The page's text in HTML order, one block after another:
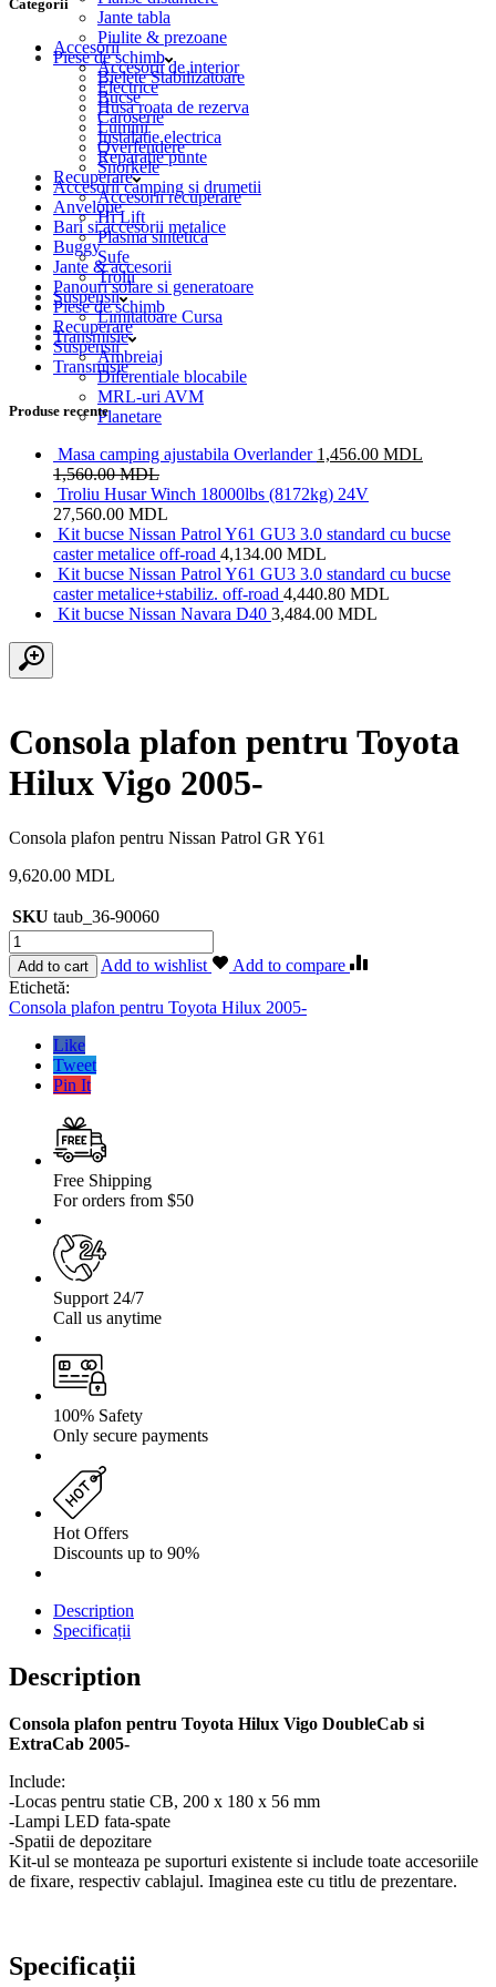
Jante tabla
Piulite & prezoane
Piese de schimb
Bielete Stabilizatoare
Bucse
Caroserie
Instalatie electrica
Reparatie punte
Recuperare
Accesorii recuperare
Hi Lift
Plasma sintetica
Sufe
Trolii
Suspensii
Limitatoare Cursa
Transmisie
Ambreiaj
Diferentiale blocabile
MRL-uri AVM
Planetare
Categorii
Accesorii
Accesorii de interior
Electrice
Husa roata de rezerva
Lumini
Overfendere
Snorkele
Accesorii camping si drumetii
Anvelope
Bari si accesorii metalice
Buggy
Jante & accesorii
Panouri solare si generatoare
Piese de schimb
Recuperare
Suspensii
Transmisie
Produse recente
Masa camping ajustabila Overlander 1,456.00 MDL
1,560.00MDL
Troliu Husar Winch 18000lbs (8172kg) 24V
27,560.00 MDL
Kit bucse Nissan Patrol Y61 GU3 3.0 standard cu bucse
caster metalice off-road 4,134.00 MDL
Kit bucse Nissan Patrol Y61 GU3 3.0 standard cu bucse
caster metalice+stabiliz. off-road 4,440.80 MDL
Kit bucse Nissan Navara D40 3,484.00 MDL
Consola plafon pentru Toyota
Hilux Vigo 2005-
Consola plafon pentru Nissan Patrol GR Y61
9,620.00 MDL
SKU taub_36-90060
Cantitate
Consola
plafon
pentru
Toyota
Add to cart Add to wishlist
Add to compare
Etichetă:
Consola plafon pentru Toyota Hilux 2005-
Like
Tweet
Pin It
Free Shipping
For orders from $50
Support 24/7
Call us anytime
100% Safety
Only secure payments
Hot Offers
Discounts up to 90%
Description
Specificații
Description
Consola plafon pentru Toyota Hilux Vigo DoubleCab si
ExtraCab 2005-
Include:
-Locas pentru statie CB, 200 x 180 x 56 mm
-Lampi LED fata-spate
-Spatii de depozitare
Kit-ul se monteaza pe suporturi existente si include toate accesoriile
de fixare, respectiv cablajul. Imaginea este cu titlu de prezentare.
Specificații